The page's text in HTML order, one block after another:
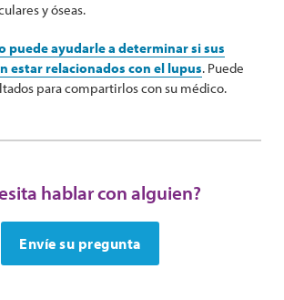
y óseas.
puede ayudarle a determinar si sus
estar relacionados con el lupus. Puede
para compartirlos con su médico.
hablar con alguien?
Envíe su pregunta